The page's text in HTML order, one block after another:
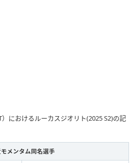
）におけるルーカスジオリト(2025 S2)の記
メンタム同名選手